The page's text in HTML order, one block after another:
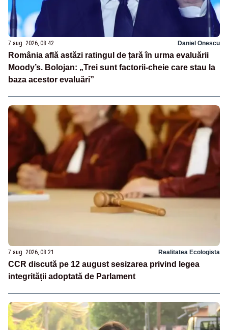
7 aug. 2026, 08:42 Daniel Onescu
România află astăzi ratingul de țară în urma evaluării
Moody’s. Bolojan: „Trei sunt factorii-cheie care stau la
baza acestor evaluări”
7 aug. 2026, 08:21 Realitatea Ecologista
CCR discută pe 12 august sesizarea privind legea
integrității adoptată de Parlament